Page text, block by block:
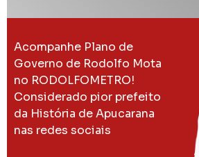
Acompanhe Plano de
Governo de Rodolfo Mota
no RODOLFOMETRO!
Considerado pior prefeito
da História de Apucarana
nas redes sociais